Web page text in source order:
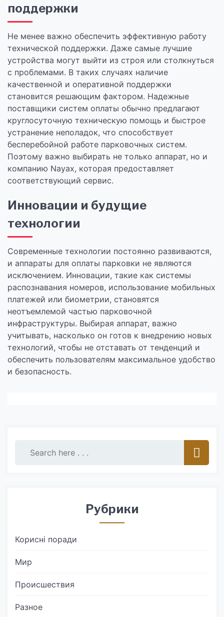
поддержки
Не менее важно обеспечить эффективную работу
технической поддержки. Даже самые лучшие
устройства могут выйти из строя или столкнуться
с проблемами. В таких случаях наличие
качественной и оперативной поддержки
становится решающим фактором. Надежные
поставщики систем оплаты обычно предлагают
круглосуточную техническую помощь и быстрое
устранение неполадок, что способствует
бесперебойной работе парковочных систем.
Поэтому важно выбирать не только аппарат, но и
компанию Nayax, которая предоставляет
соответствующий сервис.
Инновации и будущие
технологии
Современные технологии постоянно развиваются,
и аппараты для оплаты парковки не являются
исключением. Инновации, такие как системы
распознавания номеров, использование мобильных
платежей или биометрии, становятся
неотъемлемой частью парковочной
инфраструктуры. Выбирая аппарат, важно
учитывать, насколько он готов к внедрению новых
технологий, чтобы не отставать от тенденций и
обеспечить пользователям максимальное удобство
и безопасность.
Рубрики
Корисні поради
Мир
Происшествия
Разное